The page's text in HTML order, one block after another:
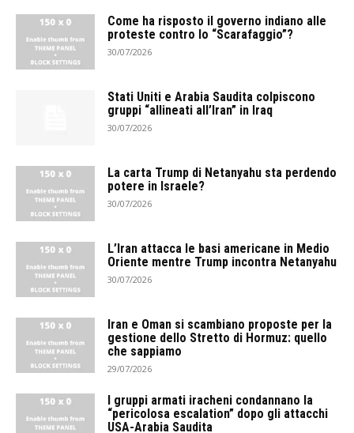
Come ha risposto il governo indiano alle
proteste contro lo “Scarafaggio”?
30/07/2026
Stati Uniti e Arabia Saudita colpiscono
gruppi “allineati all’Iran” in Iraq
30/07/2026
La carta Trump di Netanyahu sta perdendo
potere in Israele?
30/07/2026
L’Iran attacca le basi americane in Medio
Oriente mentre Trump incontra Netanyahu
30/07/2026
Iran e Oman si scambiano proposte per la
gestione dello Stretto di Hormuz: quello
che sappiamo
29/07/2026
I gruppi armati iracheni condannano la
“pericolosa escalation” dopo gli attacchi
USA-Arabia Saudita